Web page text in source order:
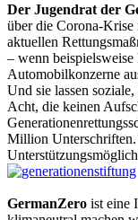
Der Jugendrat der
über die Corona-Krise
aktuellen
– wenn
Automobilkonzerne
Und sie lassen
Acht, die keinen
Million
GermanZero ist eine